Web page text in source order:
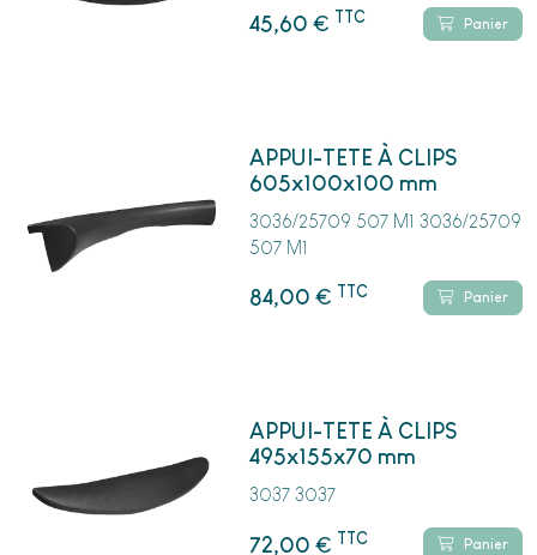
45,60€ TTC Panier
APPUI-TETE À CLIPS
605x100x100 mm
3036/25709 507 M1 3036/25709
507 M1
84,00€ TTC Panier
APPUI-TETE À CLIPS
495x155x70 mm
3037 3037
72,00€ TTC Panier